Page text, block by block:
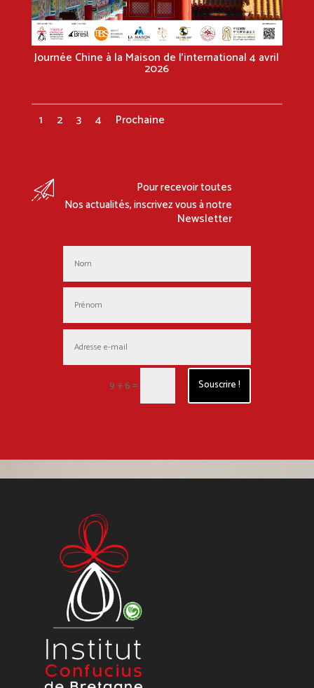
Journée Chine à la Maison de l’international 4 avril
2026
1 2 3 4 Prochaine
Pour recevoir toutes
Nos actualités, inscrivez vous à notre
Newsletter
9 + 6= Souscrire !